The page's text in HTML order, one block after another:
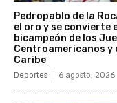
Pedropablo de la
el oro y se convierte
bicampeón de los
Centroamericanos y
Caribe
Deportes 6 agosto, 2026